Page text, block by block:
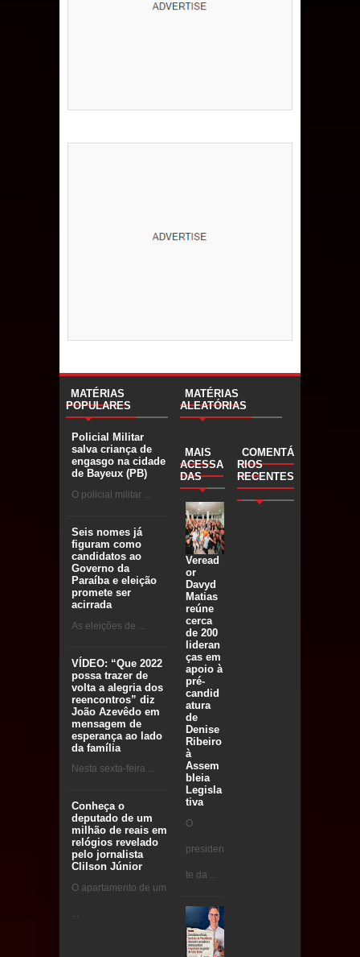
MATÉRIAS
POPULARES
Policial Militar
salva criança de
engasgo na cidade
de Bayeux (PB)
O policial militar ...
Seis nomes já
figuram como
candidatos ao
Governo da
Paraíba e eleição
promete ser
acirrada
As eleições de ...
VÍDEO: “Que 2022
possa trazer de
volta a alegria dos
reencontros” diz
João Azevêdo em
mensagem de
esperança ao lado
da família
Nesta sexta-feira ...
Conheça o
deputado de um
milhão de reais em
relógios revelado
pelo jornalista
Clilson Júnior
O apartamento de um
...
MATÉRIAS
ALEATÓRIAS
MAIS
ACESSA
DAS
Veread
or
Davyd
Matias
reúne
cerca
de 200
lideran
ças em
apoio à
pré-
candid
atura
de
Denise
Ribeiro
à
Assem
bleia
Legisla
tiva
O
presiden
te da ...
COMENTÁ
RIOS
RECENTES